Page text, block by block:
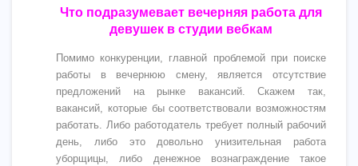
Что подразумевает вечерняя работа для
девушек в студии вебкам
Помимо конкуренции, главной проблемой при поиске
работы в вечернюю смену, является отсутствие
предложений на рынке вакансий. Скажем так,
вакансий, которые бы соответствовали возможностям
работать. Либо работодатель требует полный рабочий
день, либо это довольно унизительная работа
уборщицы, либо денежное вознаграждение такое